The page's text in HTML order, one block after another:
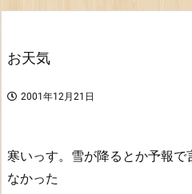
お天気
2001年12月21日
寒いっす。雪が降るとか予報で
なかった